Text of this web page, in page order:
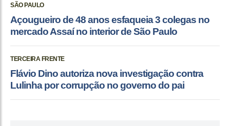
SÃO PAULO
Açougueiro de 48 anos esfaqueia 3 colegas no
mercado Assaí no interior de São Paulo
TERCEIRA FRENTE
Flávio Dino autoriza nova investigação contra
Lulinha por corrupção no governo do pai